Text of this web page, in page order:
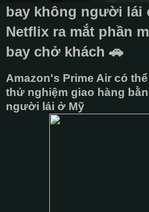
bay không người lái
Netflix ra mắt phần
bay chở khách 🚗
Amazon's Prime Air có
thử nghiệm giao hàng
người lái ở Mỹ